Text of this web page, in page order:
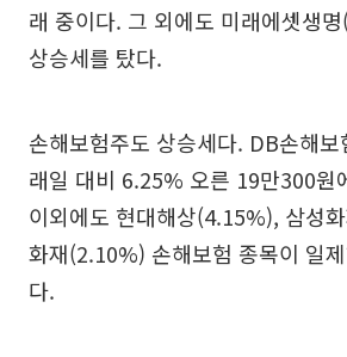
래 중이다. 그 외에도 미래에셋생
상승세를 탔다.
손해보험주도 상승세다. DB손해보
래일 대비 6.25% 오른 19만300원
이외에도 현대해상(4.15%), 삼성
화재(2.10%) 손해보험 종목이 일
다.